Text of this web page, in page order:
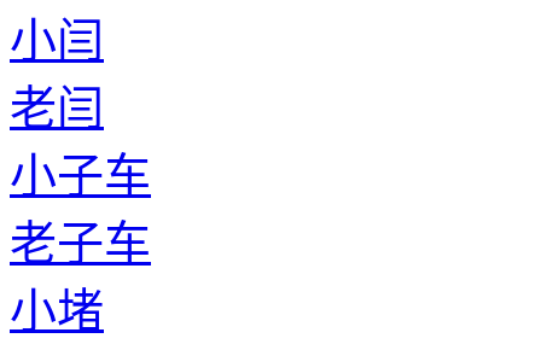
小闫
老闫
小子车
老子车
小堵